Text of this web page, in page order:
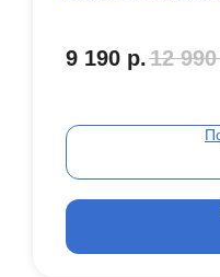
9 190 р.12 990